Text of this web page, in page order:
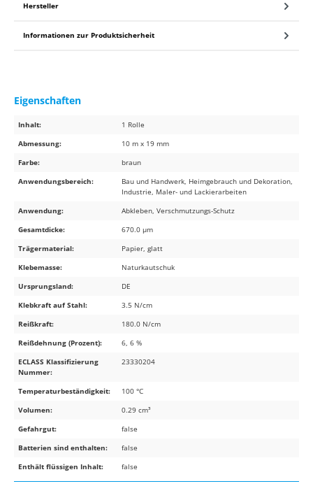
Hersteller
Informationen zur Produktsicherheit
Eigenschaften
Inhalt:
1 Rolle
Abmessung:
10 m x 19 mm
Farbe:
braun
Anwendungsbereich:
Bau und Handwerk, Heimgebrauch und Dekoration,
Industrie, Maler- und Lackierarbeiten
Anwendung:
Abkleben, Verschmutzungs-Schutz
Gesamtdicke:
670.0 µm
Trägermaterial:
Papier, glatt
Klebemasse:
Naturkautschuk
Ursprungsland:
DE
Klebkraft auf Stahl:
3.5 N/cm
Reißkraft:
180.0 N/cm
Reißdehnung (Prozent):
6, 6 %
ECLASS Klassifizierung
Nummer:
23330204
Temperaturbeständigkeit:
100 °C
Volumen:
0.29 cm³
Gefahrgut:
false
Batterien sind enthalten:
false
Enthält flüssigen Inhalt:
false